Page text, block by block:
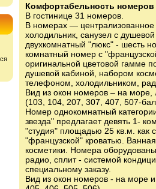
Комфортабельность номеров
В гостинице 31 номеров.
В номерах —
холодильник, санузел с
двухкомнатный "люкс" - шесть
комнатный номер с
оригинальной цветовой гамме
душевой кабиной, набором
телефоном, холодильником,
Вид из окон номеров – на море,
(103, 104, 207, 307, 407, 507-
Номер однокомнатный
звезда" предлагает девять 1-
"студия" площадью 25 кв.м. как
"французской" кроватью.
косметики. Номера
радио, сплит - системой
специальному заказу.
Вид из окон номеров - на море